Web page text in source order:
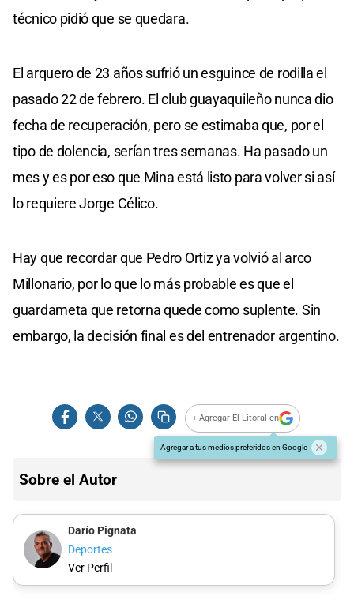
técnico pidió que se quedara.
El arquero de 23 años sufrió un esguince de rodilla el
pasado 22 de febrero. El club guayaquileño nunca dio
fecha de recuperación, pero se estimaba que, por el
tipo de dolencia, serían tres semanas. Ha pasado un
mes y es por eso que Mina está listo para volver si así
lo requiere Jorge Célico.
Hay que recordar que Pedro Ortiz ya volvió al arco
Millonario, por lo que lo más probable es que el
guardameta que retorna quede como suplente. Sin
embargo, la decisión final es del entrenador argentino.
+ Agregar El Litoral en
Agregar a tus medios preferidos en Google
Sobre el Autor
Darío Pignata
Deportes
Ver Perfil